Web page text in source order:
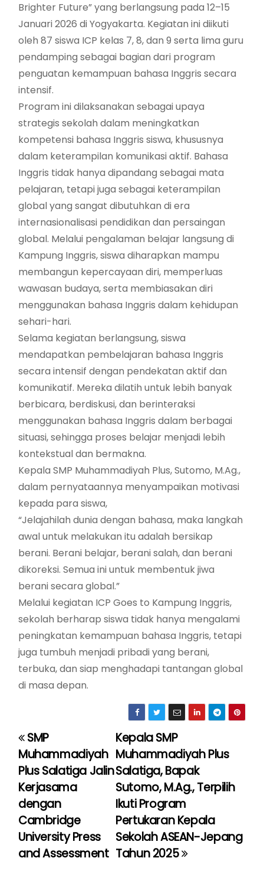
Brighter Future” yang berlangsung pada 12–15
Januari 2026 di Yogyakarta. Kegiatan ini diikuti
oleh 87 siswa ICP kelas 7, 8, dan 9 serta lima guru
pendamping sebagai bagian dari program
penguatan kemampuan bahasa Inggris secara
intensif.
Program ini dilaksanakan sebagai upaya
strategis sekolah dalam meningkatkan
kompetensi bahasa Inggris siswa, khususnya
dalam keterampilan komunikasi aktif. Bahasa
Inggris tidak hanya dipandang sebagai mata
pelajaran, tetapi juga sebagai keterampilan
global yang sangat dibutuhkan di era
internasionalisasi pendidikan dan persaingan
global. Melalui pengalaman belajar langsung di
Kampung Inggris, siswa diharapkan mampu
membangun kepercayaan diri, memperluas
wawasan budaya, serta membiasakan diri
menggunakan bahasa Inggris dalam kehidupan
sehari-hari.
Selama kegiatan berlangsung, siswa
mendapatkan pembelajaran bahasa Inggris
secara intensif dengan pendekatan aktif dan
komunikatif. Mereka dilatih untuk lebih banyak
berbicara, berdiskusi, dan berinteraksi
menggunakan bahasa Inggris dalam berbagai
situasi, sehingga proses belajar menjadi lebih
kontekstual dan bermakna.
Kepala SMP Muhammadiyah Plus, Sutomo, M.Ag.,
dalam pernyataannya menyampaikan motivasi
kepada para siswa,
“Jelajahilah dunia dengan bahasa, maka langkah
awal untuk melakukan itu adalah bersikap
berani. Berani belajar, berani salah, dan berani
dikoreksi. Semua ini untuk membentuk jiwa
berani secara global.”
Melalui kegiatan ICP Goes to Kampung Inggris,
sekolah berharap siswa tidak hanya mengalami
peningkatan kemampuan bahasa Inggris, tetapi
juga tumbuh menjadi pribadi yang berani,
terbuka, dan siap menghadapi tantangan global
di masa depan.
P
o
s
t
n
Kepala SMP
Muhammadiyah Plus
Salatiga, Bapak
Sutomo, M.Ag., Terpilih
Ikuti Program
Pertukaran Kepala
Sekolah ASEAN-Jepang
Tahun 2025
SMP
Muhammadiyah
Plus Salatiga Jalin
Kerjasama
dengan
Cambridge
University Press
and Assessment